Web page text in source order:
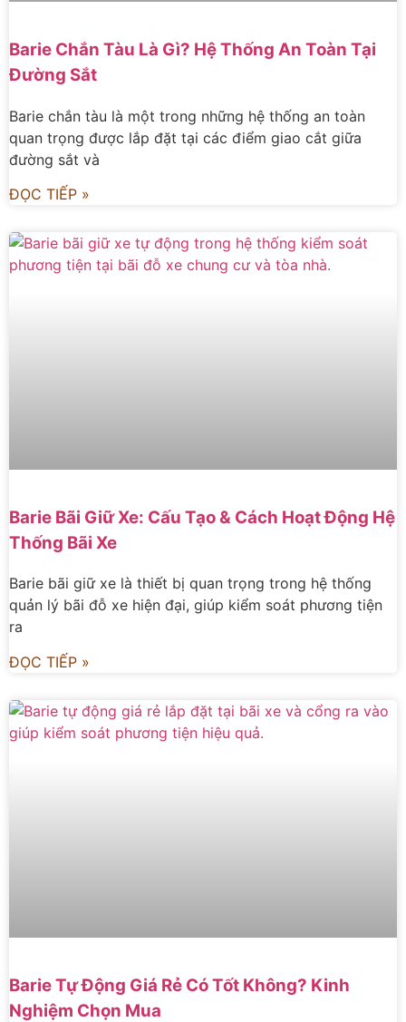
Barie Chắn Tàu Là Gì? Hệ Thống An Toàn Tại
Đường Sắt
Barie chắn tàu là một trong những hệ thống an toàn
quan trọng được lắp đặt tại các điểm giao cắt giữa
đường sắt và
ĐỌC TIẾP »
Barie Bãi Giữ Xe: Cấu Tạo & Cách Hoạt Động Hệ
Thống Bãi Xe
Barie bãi giữ xe là thiết bị quan trọng trong hệ thống
quản lý bãi đỗ xe hiện đại, giúp kiểm soát phương tiện
ra
ĐỌC TIẾP »
Barie Tự Động Giá Rẻ Có Tốt Không? Kinh
Nghiệm Chọn Mua